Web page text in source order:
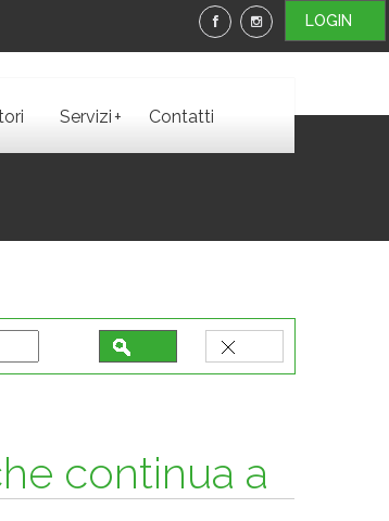
LOGIN
Servizi+ Contatti
continua a